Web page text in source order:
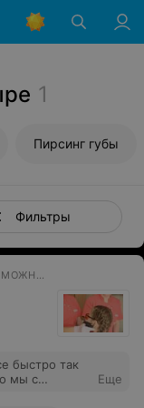
1
Пирсинг губы
Фильтры
СТУДИЯ ПРОКОЛА УШЕЙ И ПИРСИНГА С ВОЗМОЖНОСТЬЮ ВЫЕЗДА НА ДОМ
быстро так
мы с
Еще